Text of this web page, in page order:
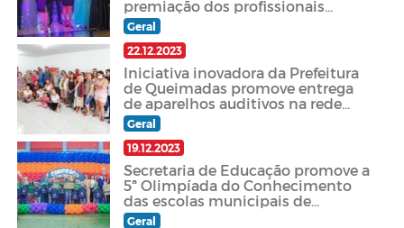
premiação dos profissionais
destaque no ano letivo 2023
Geral
22.12.2023
Iniciativa inovadora da Prefeitura
de Queimadas promove entrega
de aparelhos auditivos na rede
municipal de saúde
Geral
19.12.2023
Secretaria de Educação promove a
5ª Olimpíada do Conhecimento
das escolas municipais de
Queimadas-PB
Geral